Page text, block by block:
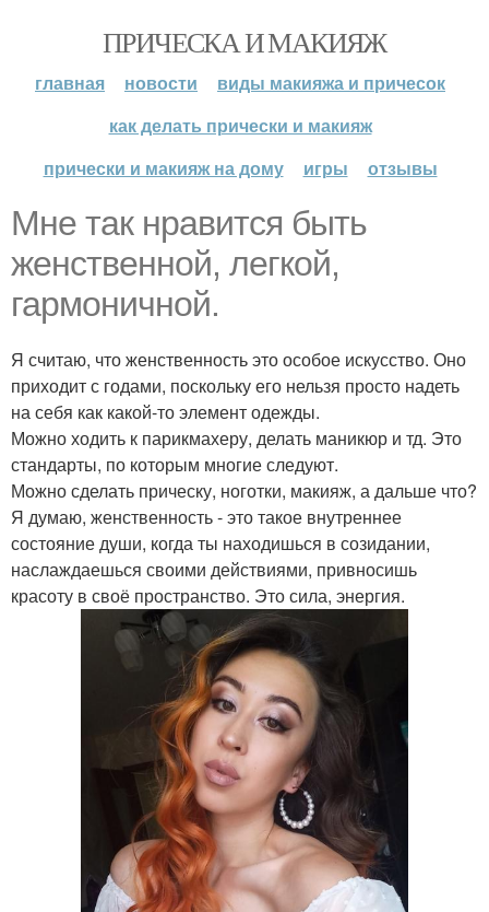
ПРИЧЕСКА И МАКИЯЖ
главная новости
виды макияжа и причесок
как делать прически и макияж
прически и макияж на дому
игры отзывы
Мне так нравится быть
женственной, легкой,
гармоничной.
Я считаю, что женственность это особое искусство. Оно
приходит с годами, поскольку его нельзя просто надеть
на себя как какой-то элемент одежды.
Можно ходить к парикмахеру, делать маникюр и тд. Это
стандарты, по которым многие следуют.
Можно сделать прическу, ноготки, макияж, а дальше что?
Я думаю, женственность - это такое внутреннее
состояние души, когда ты находишься в созидании,
наслаждаешься своими действиями, привносишь
красоту в своё пространство. Это сила, энергия.